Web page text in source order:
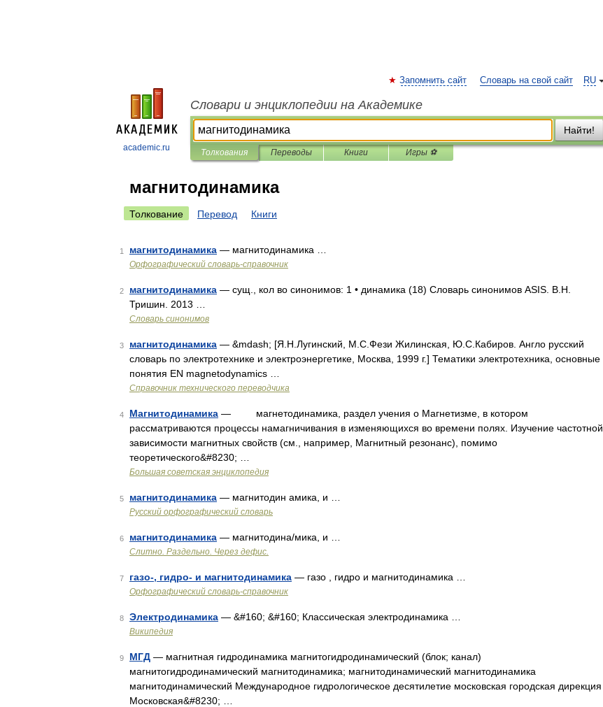
academic.ru
RU
Запомнить сайт Словарь на свой сайт
Словари и энциклопедии на Академике
Найти!
Толкования Переводы Книги Игры ⚽
магнитодинамика
Толкование Перевод Книги
1 магнитодинамика — магнитодинамика …
Орфографический словарь-справочник
2 магнитодинамика — сущ., кол во синонимов: 1 • динамика (18) Словарь синонимов ASIS. В.Н.
Тришин. 2013 …
Словарь синонимов
3 магнитодинамика — &mdash; [Я.Н.Лугинский, М.С.Фези Жилинская, Ю.С.Кабиров. Англо русский
словарь по электротехнике и электроэнергетике, Москва, 1999 г.] Тематики электротехника, основные
понятия EN magnetodynamics …
Справочник технического переводчика
4 Магнитодинамика — магнетодинамика, раздел учения о Магнетизме, в котором
рассматриваются процессы намагничивания в изменяющихся во времени полях. Изучение частотной
зависимости магнитных свойств (см., например, Магнитный резонанс), помимо
теоретического&#8230; …
Большая советская энциклопедия
5 магнитодинамика — магнитодин амика, и …
Русский орфографический словарь
6 магнитодинамика — магнитодина/мика, и …
Слитно. Раздельно. Через дефис.
7 газо-, гидро- и магнитодинамика — газо , гидро и магнитодинамика …
Орфографический словарь-справочник
8 Электродинамика — &#160; &#160; Классическая электродинамика …
Википедия
9 МГД — магнитная гидродинамика магнитогидродинамический (блок; канал)
магнитогидродинамический магнитодинамика; магнитодинамический магнитодинамика
магнитодинамический Международное гидрологическое десятилетие московская городская дирекция
Московская&#8230; …